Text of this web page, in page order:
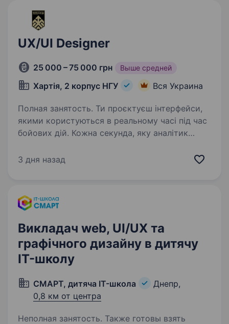
UX/UI Designer
25 000 – 75 000 грн Выше средней
Хартія, 2 корпус НГУ Вся Украина
Полная занятость. Ти проєктуєш інтерфейси,
якими користуються в реальному часі під час
бойових дій. Кожна секунда, яку аналітик
дизайн-рішення. Що робитимеш: Розробляти
3 дня назад
Викладач web, UI/UX та
графічного дизайну в дитячу
IT-школу
СМАРТ, дитяча IT-школа
Днепр,
0,8 км от центра
Неполная занятость. Также готовы взять